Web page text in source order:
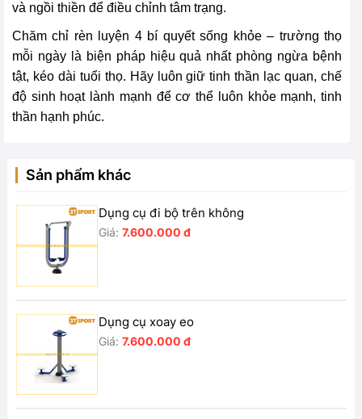
và ngồi thiền để điều chỉnh tâm trạng.
Chăm chỉ rèn luyện 4 bí quyết sống khỏe – trường thọ
mỗi ngày là biện pháp hiệu quả nhất phòng ngừa bệnh
tật, kéo dài tuổi thọ. Hãy luôn giữ tinh thần lạc quan, chế
độ sinh hoạt lành mạnh để cơ thể luôn khỏe mạnh, tinh
thần hạnh phúc.
Sản phẩm khác
Dụng cụ đi bộ trên không
Giá: 7.600.000 đ
Dụng cụ xoay eo
Giá: 7.600.000 đ